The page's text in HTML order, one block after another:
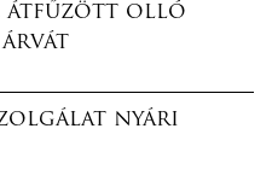
átfűzött olló
árvát
nyári